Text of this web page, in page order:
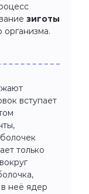
зиготы
вступает
только
неё ядер